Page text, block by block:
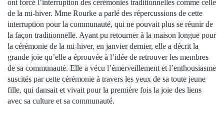
ont forcé l’interruption des cérémonies traditionnelles comme celle
de la mi-hiver. Mme Rourke a parlé des répercussions de cette
interruption pour la communauté, qui ne pouvait plus se réunir de
la façon traditionnelle. Ayant pu retourner à la maison longue pour
la cérémonie de la mi-hiver, en janvier dernier, elle a décrit la
grande joie qu’elle a éprouvée à l’idée de retrouver les membres
de sa communauté. Elle a vécu l’émerveillement et l’enthousiasme
suscités par cette cérémonie à travers les yeux de sa toute jeune
fille, qui dansait et vivait pour la première fois la joie des liens
avec sa culture et sa communauté.